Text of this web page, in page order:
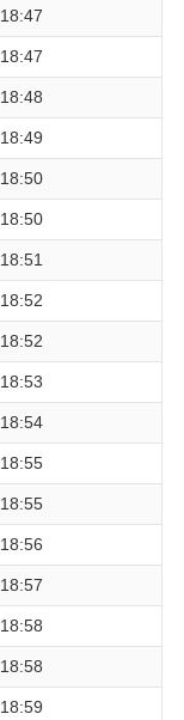
18:47
18:47
18:48
18:49
18:50
18:50
18:51
18:52
18:52
18:53
18:54
18:55
18:55
18:56
18:57
18:58
18:58
18:59